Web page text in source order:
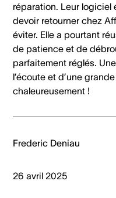
réparation. Leur logiciel
devoir retourner chez
éviter. Elle a pourtant
de patience et de
parfaitement réglés.
l’écoute et d’une
chaleureusement !
Frederic Deniau
26 avril 2025